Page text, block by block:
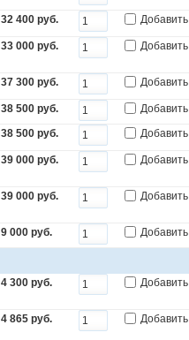
32 400 руб. Добавить
33 000 руб. Добавить
37 300 руб. Добавить
38 500 руб.
Добавить
38 500 руб. Добавить
39 000 руб. Добавить
39 000 руб. Добавить
9 000 руб. Добавить
4 300 руб. Добавить
4 865 руб. Добавить